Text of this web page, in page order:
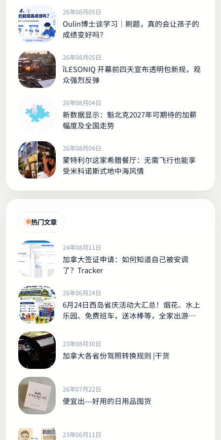
26年08月05日
Oulin博士谈学习｜刷题，真的会让孩子的
成绩变好吗？
26年08月05日
îLESONIQ 开幕前四天宣布透明包新规，观
众强烈反弹
26年08月04日
新数据显示：魁北克2027年可期待的加薪
幅度及全国走势
26年08月04日
蒙特利尔这家希腊餐厅：无需飞行也能享
受米科诺斯式地中海风情
热门文章
24年08月11日
加拿大签证申请：如何知道自己被安调
了？Tracker
26年06月24日
6月24日西岛省庆活动大汇总！烟花、水上
乐园、免费班车，送冰棒等，全家出游别
23年08月30日
加拿大各省份驾照转换规则 |干货
26年07月22日
便宜出---好用的日用品囤货
23年06月11日